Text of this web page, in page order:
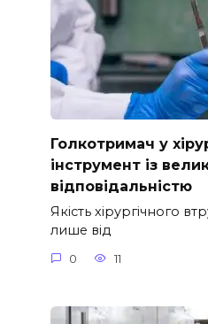
Голкотримач у
інструмент із
відповідальністю
Якість хірургічного
лише від
0 11